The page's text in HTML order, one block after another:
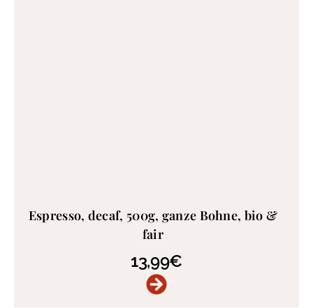
Espresso, decaf, 500g, ganze Bohne, bio &
fair
13,99€